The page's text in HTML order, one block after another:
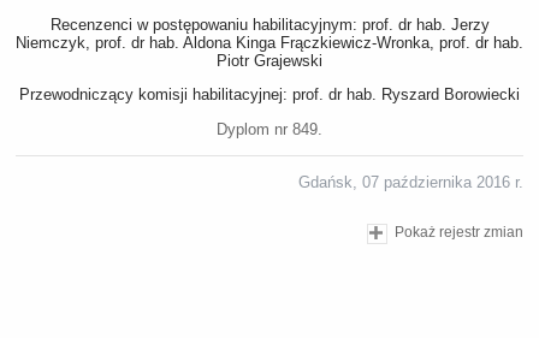
Recenzenci w postępowaniu habilitacyjnym: prof. dr hab. Jerzy
Niemczyk, prof. dr hab. Aldona Kinga Frączkiewicz-Wronka, prof. dr hab.
Piotr Grajewski
Przewodniczący komisji habilitacyjnej: prof. dr hab. Ryszard Borowiecki
Dyplom nr 849.
Gdańsk, 07 października 2016 r.
Pokaż rejestr zmian